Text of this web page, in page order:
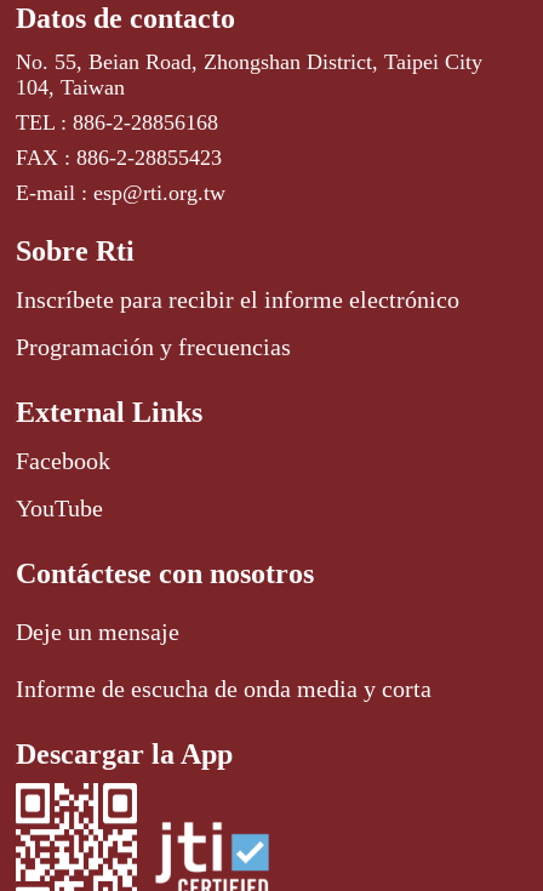
Datos de contacto
No. 55, Beian Road, Zhongshan District, Taipei City
104, Taiwan
TEL : 886-2-28856168
FAX : 886-2-28855423
E-mail : esp@rti.org.tw
Sobre Rti
Inscríbete para recibir el informe electrónico
Programación y frecuencias
External Links
Facebook
YouTube
Contáctese con nosotros
Deje un mensaje
Informe de escucha de onda media y corta
Descargar la App